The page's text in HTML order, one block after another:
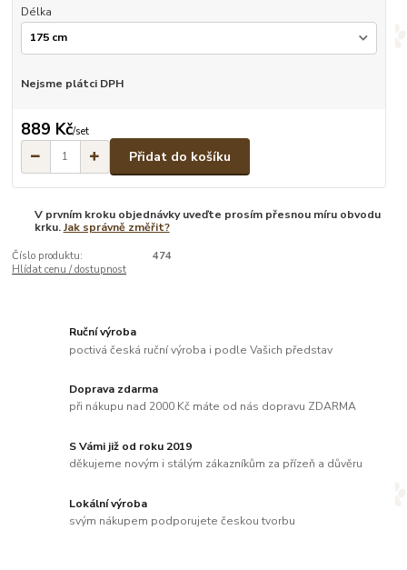
Délka
Nejsme plátci DPH
889 Kč/set
Přidat do košíku
V prvním kroku objednávky uveďte prosím přesnou míru obvodu
krku.Jak správně změřit?
Číslo produktu:
474
Hlídat cenu / dostupnost
Ruční výroba
poctivá česká ruční výroba i podle Vašich představ
Doprava zdarma
při nákupu nad 2000 Kč máte od nás dopravu ZDARMA
S Vámi již od roku 2019
děkujeme novým i stálým zákazníkům za přízeň a důvěru
Lokální výroba
svým nákupem podporujete českou tvorbu